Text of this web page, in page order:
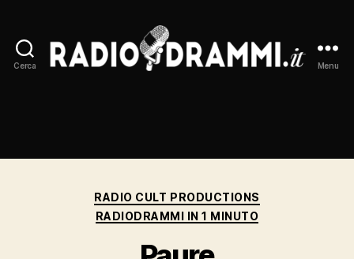
Cerca Menu
Categorie
RADIO CULT PRODUCTIONS
RADIODRAMMI IN 1 MINUTO